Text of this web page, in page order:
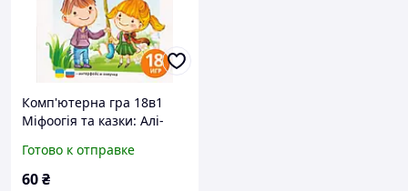
Комп'ютерна гра 18в1
Міфоогія та казки: Алі-
розбійників. Геракл.
Попелюшка (PC DVD-ROM)
Готово к отправке
60₴